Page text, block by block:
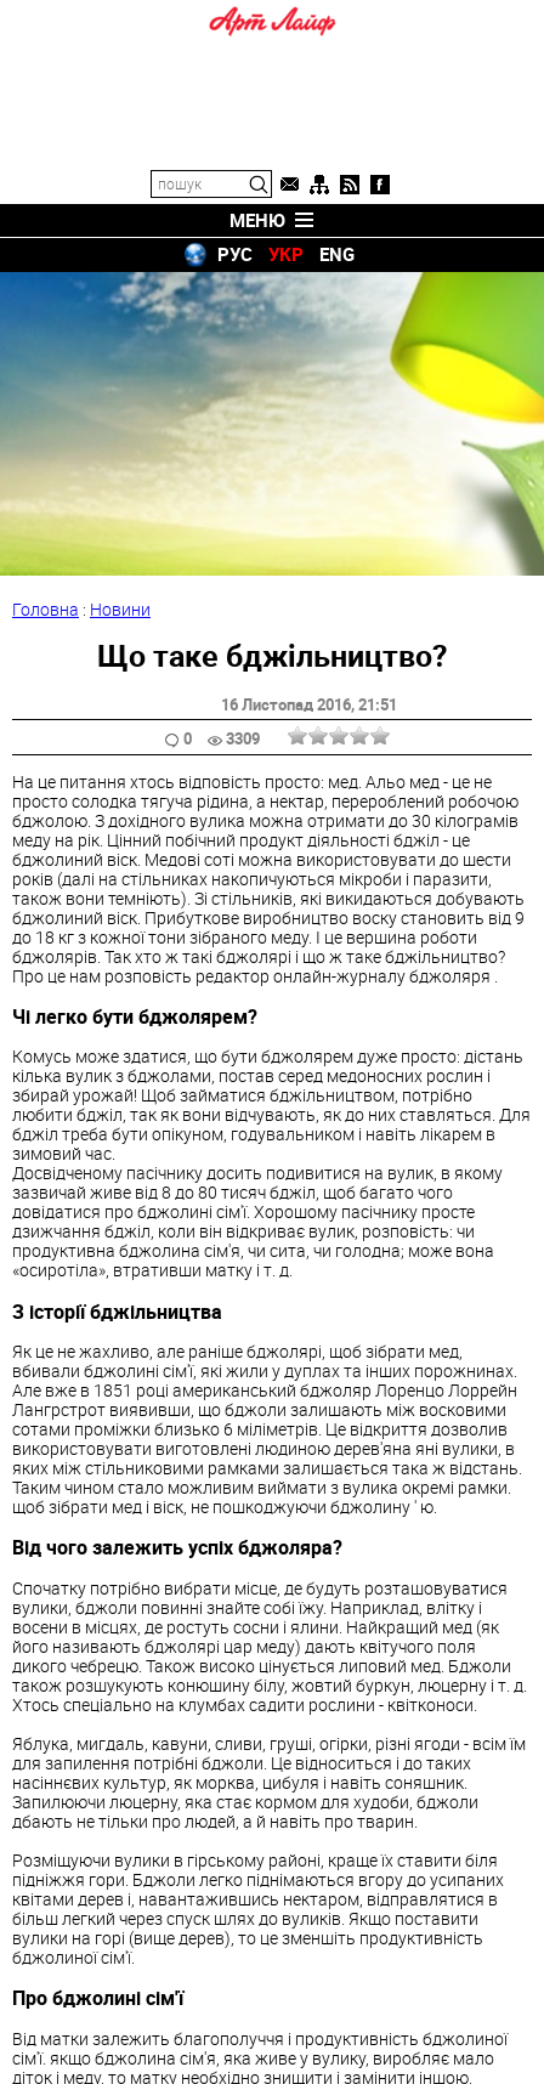
МЕНЮ
РУС
УКР ENG
Головна : Новини
Що таке бджільництво?
16 Листопад 2016, 21:51
0
3309
На це питання хтось відповість просто: мед. Альо мед - це не
просто солодка тягуча рідина, а нектар, перероблений робочою
бджолою. З дохідного вулика можна отримати до 30 кілограмів
меду на рік. Цінний побічний продукт діяльності бджіл - це
бджолиний віск. Медові соті можна використовувати до шести
років (далі на стільниках накопичуються мікроби і паразити,
також вони темніють). Зі стільників, які викидаються добувають
бджолиний віск. Прибуткове виробництво воску становить від 9
до 18 кг з кожної тони зібраного меду. І це вершина роботи
бджолярів. Так хто ж такі бджолярі і що ж таке бджільництво?
Про це нам розповість редактор онлайн-журналу бджоляря .
Чі легко бути бджолярем?
Комусь може здатися, що бути бджолярем дуже просто: дістань
кілька вулик з бджолами, постав серед медоносних рослин і
збирай урожай! Щоб займатися бджільництвом, потрібно
любити бджіл, так як вони відчувають, як до них ставляться. Для
бджіл треба бути опікуном, годувальником і навіть лікарем в
зимовий час.
Досвідченому пасічнику досить подивитися на вулик, в якому
зазвичай живе від 8 до 80 тисяч бджіл, щоб багато чого
довідатися про бджолині сім'ї. Хорошому пасічнику просте
дзижчання бджіл, коли він відкриває вулик, розповість: чи
продуктивна бджолина сім'я, чи сита, чи голодна; може вона
«осиротіла», втративши матку і т. д.
З історії бджільництва
Як це не жахливо, але раніше бджолярі, щоб зібрати мед,
вбивали бджолині сім'ї, які жили у дуплах та інших порожнинах.
Але вже в 1851 році американський бджоляр Лоренцо Лоррейн
Лангрстрот виявивши, що бджоли залишають між восковими
сотами проміжки близько 6 міліметрів. Це відкриття дозволив
використовувати виготовлені людиною дерев'яна яні вулики, в
яких між стільниковими рамками залишається така ж відстань.
Таким чином стало можливим виймати з вулика окремі рамки.
щоб зібрати мед і віск, не пошкоджуючи бджолину ' ю.
Від чого залежить успіх бджоляра?
Спочатку потрібно вибрати місце, де будуть розташовуватися
вулики, бджоли повинні знайте собі їжу. Наприклад, влітку і
восени в місцях, де ростуть сосни і ялини. Найкращий мед (як
його називають бджолярі цар меду) дають квітучого поля
дикого чебрецю. Також високо цінується липовий мед. Бджоли
також розшукують конюшину білу, жовтий буркун, люцерну і т. д.
Хтось спеціально на клумбах садити рослини - квітконоси.
Яблука, мигдаль, кавуни, сливи, груші, огірки, різні ягоди - всім їм
для запилення потрібні бджоли. Це відноситься і до таких
насіннєвих культур, як морква, цибуля і навіть соняшник.
Запилюючи люцерну, яка стає кормом для худоби, бджоли
дбають не тільки про людей, а й навіть про тварин.
Розміщуючи вулики в гірському районі, краще їх ставити біля
підніжжя гори. Бджоли легко піднімаються вгору до усипаних
квітами дерев і, навантажившись нектаром, відправлятися в
більш легкий через спуск шлях до вуликів. Якщо поставити
вулики на горі (вище дерев), то це зменшіть продуктивність
бджолиної сім'ї.
Про бджолині сім'ї
Від матки залежить благополуччя і продуктивність бджолиної
сім'ї. якщо бджолина сім'я, яка живе у вулику, виробляє мало
діток і меду, то матку необхідно знищити і замінити іншою.